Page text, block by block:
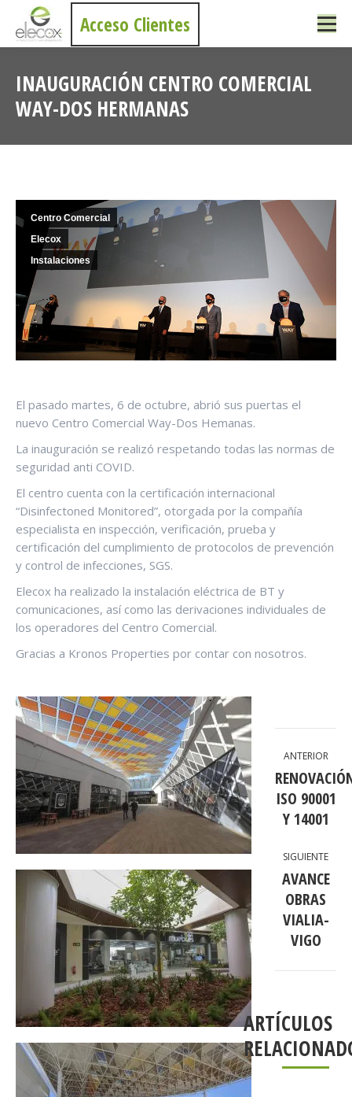
Acceso Clientes
INAUGURACIÓN CENTRO COMERCIAL
WAY-DOS HERMANAS
Centro Comercial
Elecox
Instalaciones
El pasado martes, 6 de octubre, abrió sus puertas el
nuevo Centro Comercial Way-Dos Hemanas.
La inauguración se realizó respetando todas las normas de
seguridad anti COVID.
El centro cuenta con la certificación internacional
“Disinfectoned Monitored”, otorgada por la compañía
especialista en inspección, verificación, prueba y
certificación del cumplimiento de protocolos de prevención
y control de infecciones, SGS.
Elecox ha realizado la instalación eléctrica de BT y
comunicaciones, así como las derivaciones individuales de
los operadores del Centro Comercial.
Gracias a Kronos Properties por contar con nosotros.
NAVEGACIÓN
ENTRE
PUBLICACIONES
ANTERIOR
anterior:
ISO 90001
Y 14001
SIGUIENTE
AVANCE
OBRAS
VIALIA-
VIGO
ARTÍCULOS